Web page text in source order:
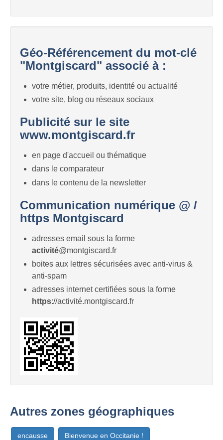
Géo-Référencement du mot-clé
"Montgiscard" associé à :
votre métier, produits, identité ou actualité
votre site, blog ou réseaux sociaux
Publicité sur le site
www.montgiscard.fr
en page d'accueil ou thématique
dans le comparateur
dans le contenu de la newsletter
Communication numérique @ /
https Montgiscard
adresses email sous la forme
activité@montgiscard.fr
boites aux lettres sécurisées avec anti-virus &
anti-spam
adresses internet certifiées sous la forme
https://activité.montgiscard.fr
Autres zones géographiques
encausse Bienvenue en Occitanie !